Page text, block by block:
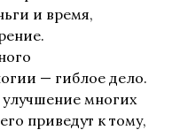
и время,
— гиблое дело.
многих
приведут к тому,